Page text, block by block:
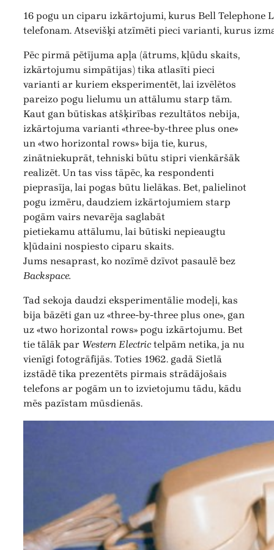
16 pogu un ciparu izkārtojumi, kurus Bell Telephone
telefonam. Atsevišķi atzīmēti pieci varianti, kurus
Pēc pirmā pētījuma apļa (ātrums, kļūdu skaits,
izkārtojumu simpātijas) tika atlasīti pieci
varianti ar kuriem eksperimentēt, lai izvēlētos
pareizo pogu lielumu un attālumu starp tām.
Kaut gan būtiskas atšķirības rezultātos nebija,
izkārtojuma varianti «three-by-three plus one»
un «two horizontal rows» bija tie, kurus,
zinātniekuprāt, tehniski būtu stipri vienkāršāk
realizēt. Un tas viss tāpēc, ka respondenti
pieprasīja, lai pogas būtu lielākas. Bet, palielinot
pogu izmēru, daudziem izkārtojumiem starp
pogām vairs nevarēja saglabāt
pietiekamu attālumu, lai būtiski nepieaugtu
kļūdaini nospiesto ciparu skaits.
Jums nesaprast, ko nozīmē dzīvot pasaulē bez
Backspace.
Tad sekoja daudzi eksperimentālie modeļi, kas
bija bāzēti gan uz «three-by-three plus one», gan
uz «two horizontal rows» pogu izkārtojumu. Bet
tie tālāk par Western Electric telpām netika, ja nu
vienīgi fotogrāfijās. Toties 1962. gadā Sietlā
izstādē tika prezentēts pirmais strādājošais
telefons ar pogām un to izvietojumu tādu, kādu
mēs pazīstam mūsdienās.